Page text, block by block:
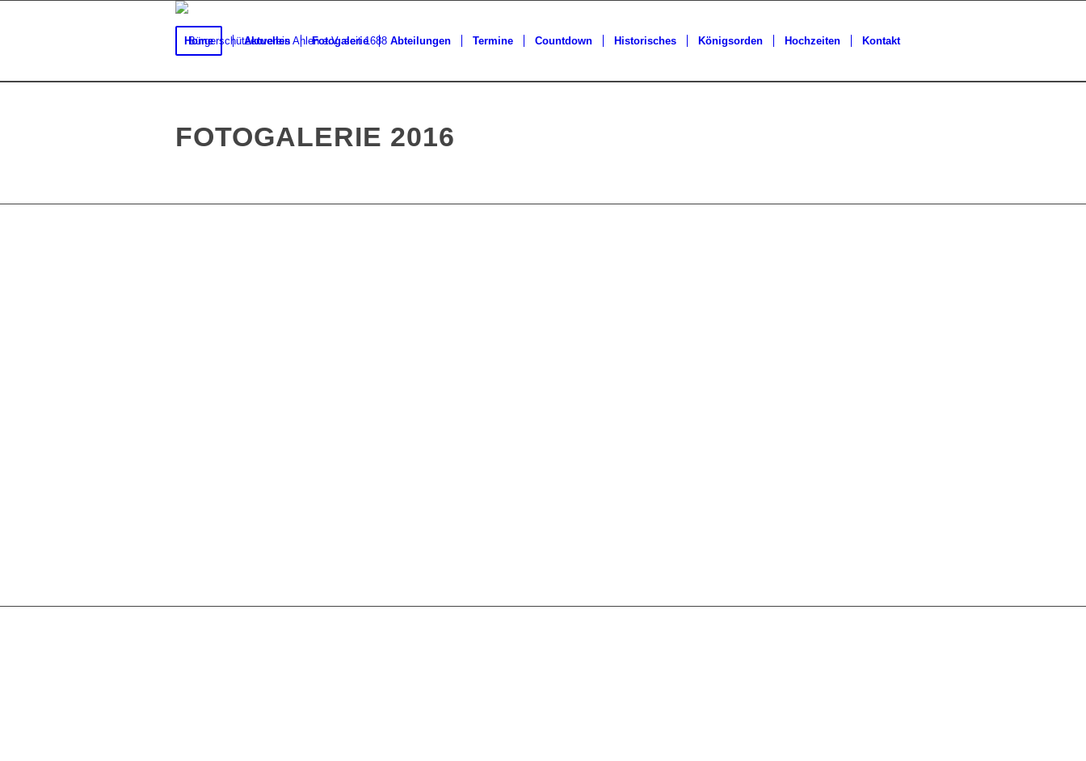
Home Aktuelles Fotogalerie Abteilungen Termine Countdown Historisches Königsorden Hochzeiten Kontakt
FOTOGALERIE 2016